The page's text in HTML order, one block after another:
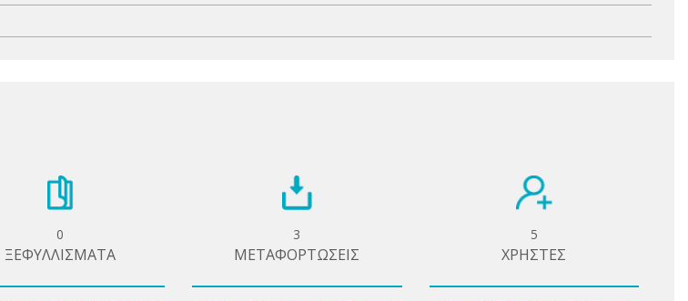
0
ΞΕΦΥΛΛΙΣΜΑΤΑ
3
ΜΕΤΑΦΟΡΤΩΣΕΙΣ
5
ΧΡΗΣΤΕΣ